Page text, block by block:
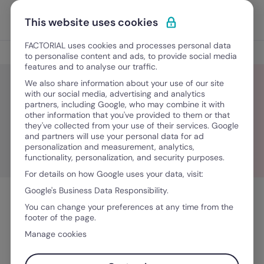
Ir para o conteúdo
Experimente Grátis
Insights de liderança
Sem categoria
This website uses cookies
FACTORIAL uses cookies and processes personal data
to personalise content and ads, to provide social media
features and to analyse our traffic.
We also share information about your use of our site
with our social media, advertising and analytics
partners, including Google, who may combine it with
other information that you've provided to them or that
they've collected from your use of their services. Google
and partners will use your personal data for ad
personalization and measurement, analytics,
functionality, personalization, and security purposes.
For details on how Google uses your data, visit:
Google's Business Data Responsibility.
You can change your preferences at any time from the
footer of the page.
Manage cookies